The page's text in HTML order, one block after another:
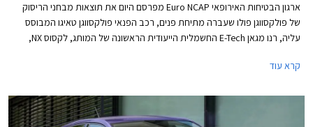
ארגון הבטיחות האירופאי Euro NCAP מפרסם היום את תוצאות מבחני הריסוק
של פולקסווגן פולו שעברה מתיחת פנים, רכב הפנאי פולקסווגן טאיגו המבוסס
עליה, רנו מגאן E-Tech החשמלית הייעודית הראשונה של המותג, לקסוס NX,
קרא עוד